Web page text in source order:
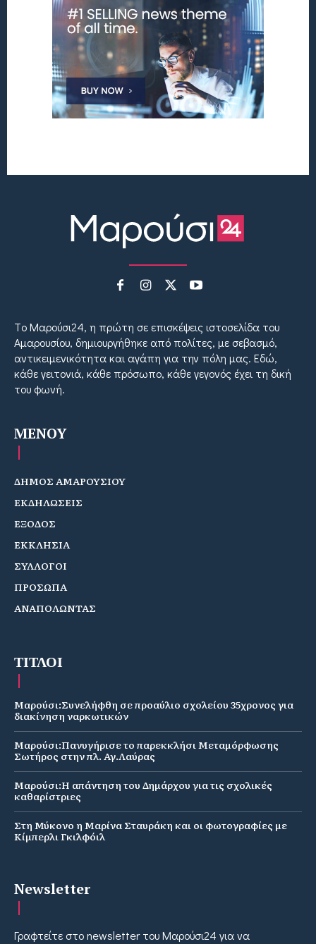
Tο Μαρούσι24, η πρώτη σε επισκέψεις ιστοσελίδα του
Αμαρουσίου, δημιουργήθηκε από πολίτες, με σεβασμό,
αντικειμενικότητα και αγάπη για την πόλη μας. Εδώ,
κάθε γειτονιά, κάθε πρόσωπο, κάθε γεγονός έχει τη δική
του φωνή.
MENOY
ΔΗΜΟΣ ΑΜΑΡΟΥΣΙΟΥ
ΕΚΔΗΛΩΣΕΙΣ
ΕΞΟΔΟΣ
ΕΚΚΛΗΣΙΑ
ΣΥΛΛΟΓΟΙ
ΠΡΟΣΩΠΑ
ΑΝΑΠΟΛΩΝΤΑΣ
ΤΙΤΛΟΙ
Μαρούσι:Συνελήφθη σε προαύλιο σχολείου 35χρονος για
διακίνηση ναρκωτικών
Μαρούσι:Πανυγήρισε το παρεκκλήσι Μεταμόρφωσης
Σωτήρος στην πλ. Αγ.Λαύρας
Μαρούσι:Η απάντηση του Δημάρχου για τις σχολικές
καθαρίστριες
Στη Μύκονο η Μαρίνα Σταυράκη και οι φωτογραφίες με
Κίμπερλι Γκιλφόιλ
Newsletter
Γραφτείτε στο newsletter του Μαρούσι24 για να